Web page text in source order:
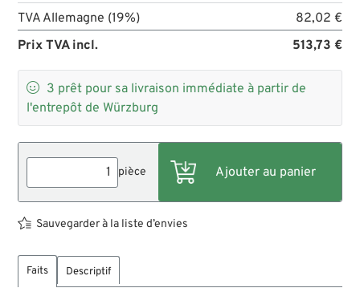
TVA Allemagne (19%)
82,02 €
Prix TVA incl.
513,73 €
 3 prêt pour sa livraison immédiate à partir de
l'entrepôt de Würzburg
pièce
Sauvegarder à la liste d’envies
Faits Descriptif